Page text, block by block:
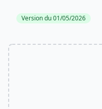
Version du 01/05/2026